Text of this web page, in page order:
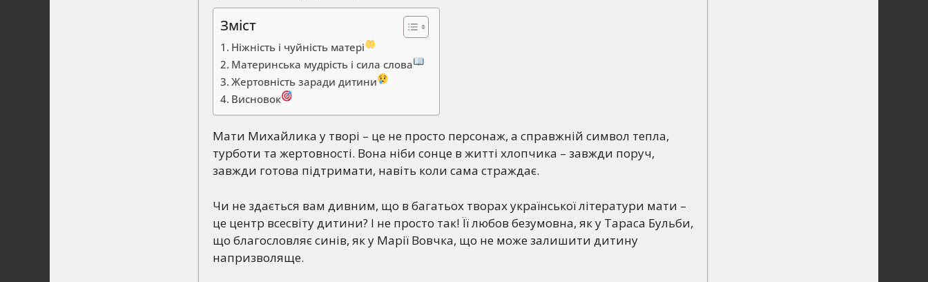
Зміст
Ніжність і чуйність матері
Материнська мудрість і сила слова
Жертовність заради дитини
Висновок
Мати Михайлика у творі – це не просто персонаж, а справжній символ тепла,
турботи та жертовності. Вона ніби сонце в житті хлопчика – завжди поруч,
завжди готова підтримати, навіть коли сама страждає.
Чи не здається вам дивним, що в багатьох творах української літератури мати –
це центр всесвіту дитини? І не просто так! Її любов безумовна, як у Тараса Бульби,
що благословляє синів, як у Марії Вовчка, що не може залишити дитину
напризволяще.